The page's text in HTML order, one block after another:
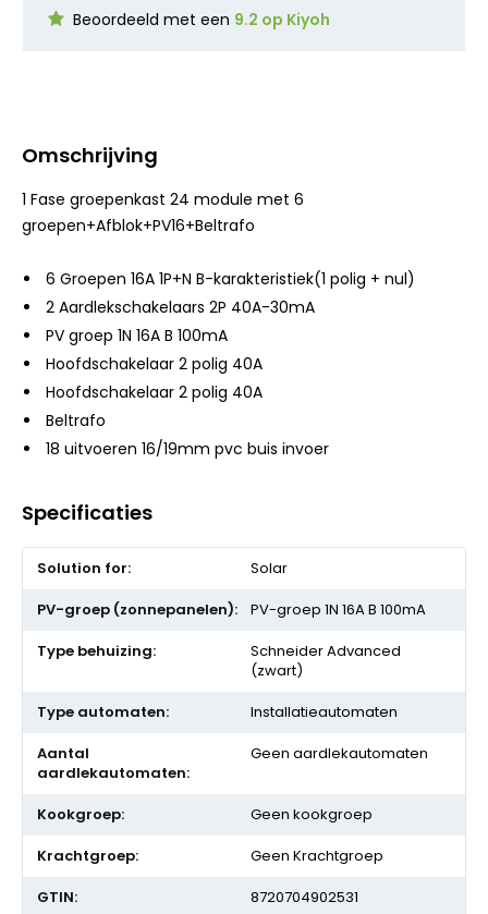
Beoordeeld met een 9.2 op Kiyoh
Specificaties
Meer
informatie
Solar
PV-groep 1N 16A B 100mA
Schneider Advanced
(zwart)
Installatieautomaten
Geen aardlekautomaten
Geen kookgroep
Geen Krachtgroep
8720704902531
Omschrijving
1 Fase groepenkast 24 module met 6
groepen+Afblok+PV16+Beltrafo
6 Groepen 16A 1P+N B-karakteristiek(1 polig + nul)
2 Aardlekschakelaars 2P 40A-30mA
PV groep 1N 16A B 100mA
Hoofdschakelaar 2 polig 40A
Hoofdschakelaar 2 polig 40A
Beltrafo
18 uitvoeren 16/19mm pvc buis invoer